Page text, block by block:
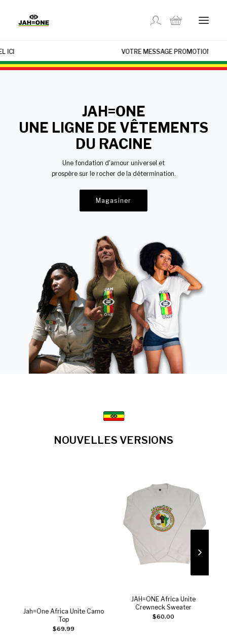
MAGASINER
GALLERIE
CONTACTEZ-NOUS
VOTRE MESSAGE PROMOTIONNEL ICI
JAH=ONE
UNE LIGNE DE VÊTEMENTS
DU RACINE
Une fondation d'amour universel et
prospère sur le rocher de la détermination.
Magasiner
NOUVELLES VERSIONS
Ajouter au panier
Jah=One Africa Unite Camo
Top
$69.99
Ajouter au panier
JAH=ONE Africa Unite
Crewneck Sweater
$60.00